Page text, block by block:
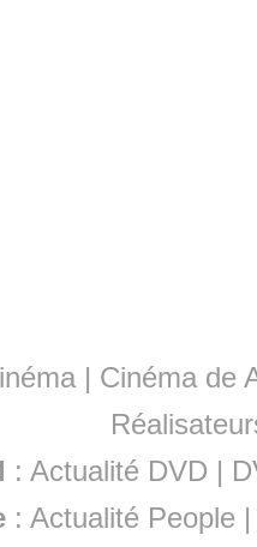
| Cinéma de
: Actualité DVD |
:Actualité People